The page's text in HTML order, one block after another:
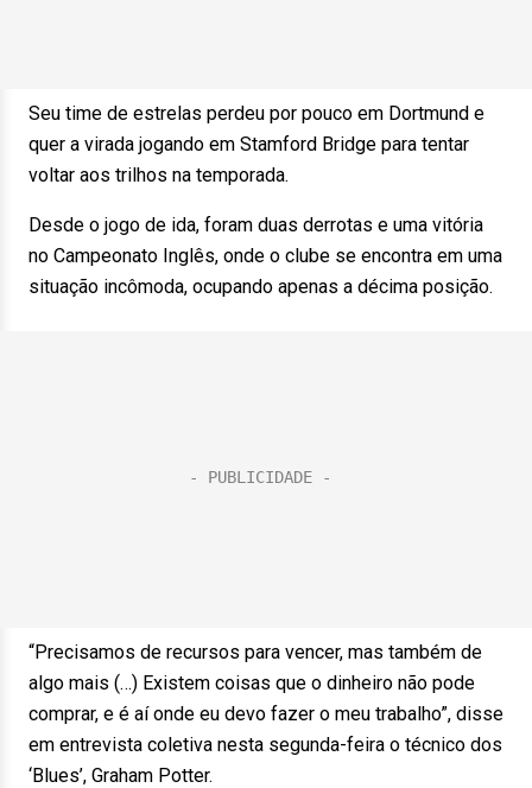
Seu time de estrelas perdeu por pouco em Dortmund e
quer a virada jogando em Stamford Bridge para tentar
voltar aos trilhos na temporada.
Desde o jogo de ida, foram duas derrotas e uma vitória
no Campeonato Inglês, onde o clube se encontra em uma
situação incômoda, ocupando apenas a décima posição.
“Precisamos de recursos para vencer, mas também de
algo mais (…) Existem coisas que o dinheiro não pode
comprar, e é aí onde eu devo fazer o meu trabalho”, disse
em entrevista coletiva nesta segunda-feira o técnico dos
‘Blues’, Graham Potter.